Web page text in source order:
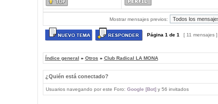
Mostrar mensajes previos:
Página 1 de 1 [ 11 mensajes
Índice general » Otros » Club Radical LA MONA
¿Quién está conectado?
Usuarios navegando por este Foro: Google [Bot]y 56 invitados